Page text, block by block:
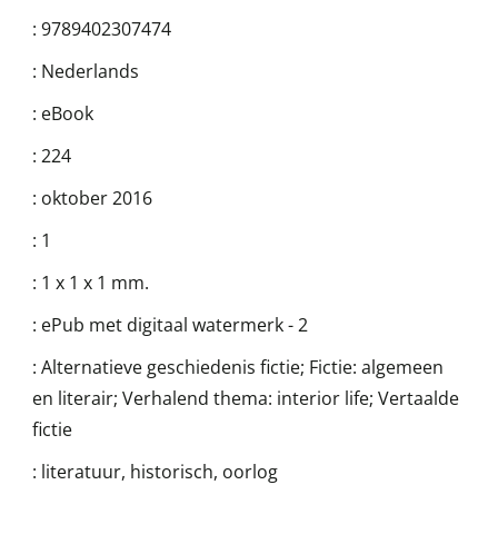
: 9789402307474
: Nederlands
: eBook
: 224
: oktober 2016
: 1
: 1 x 1 x 1 mm.
: ePub met digitaal watermerk - 2
: Alternatieve geschiedenis fictie; Fictie: algemeen
en literair; Verhalend thema: interior life; Vertaalde
fictie
: literatuur, historisch, oorlog